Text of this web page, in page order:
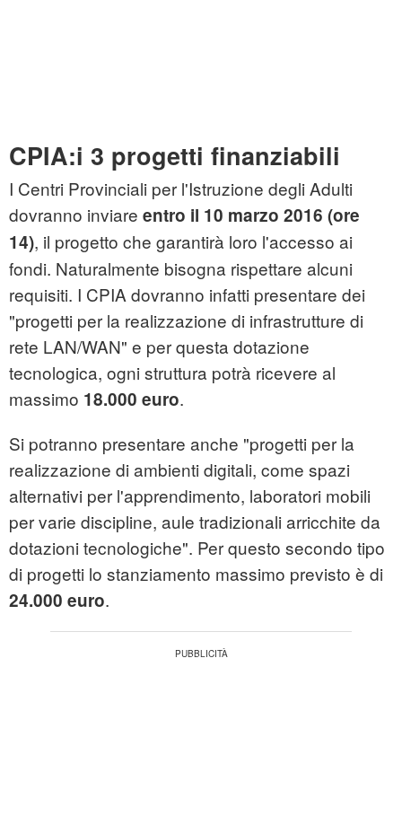
CPIA:i 3 progetti finanziabili
I Centri Provinciali per l'Istruzione degli Adulti
dovranno inviare entro il 10 marzo 2016 (ore
14), il progetto che garantirà loro l'accesso ai
fondi. Naturalmente bisogna rispettare alcuni
requisiti. I CPIA dovranno infatti presentare dei
"progetti per la realizzazione di infrastrutture di
rete LAN/WAN" e per questa dotazione
tecnologica, ogni struttura potrà ricevere al
massimo 18.000 euro.
Si potranno presentare anche "progetti per la
realizzazione di ambienti digitali, come spazi
alternativi per l'apprendimento, laboratori mobili
per varie discipline, aule tradizionali arricchite da
dotazioni tecnologiche". Per questo secondo tipo
di progetti lo stanziamento massimo previsto è di
24.000 euro.